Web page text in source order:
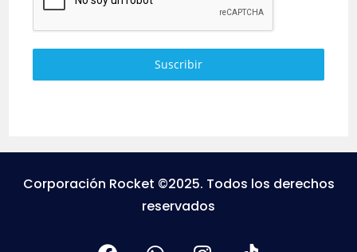
Suscribir
Corporación Rocket ©2025. Todos los derechos
reservados